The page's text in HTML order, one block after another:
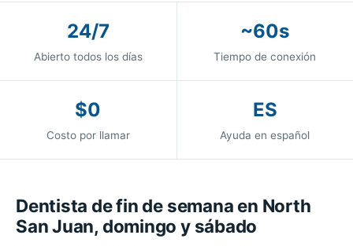
24/7
Abierto todos los días
~60s
Tiempo de conexión
$0
Costo por llamar
ES
Ayuda en español
Dentista de fin de semana en North
San Juan, domingo y sábado